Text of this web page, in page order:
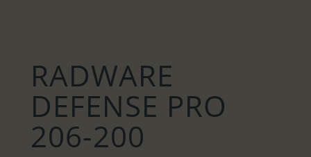
RADWARE
DEFENSE PRO
206-200